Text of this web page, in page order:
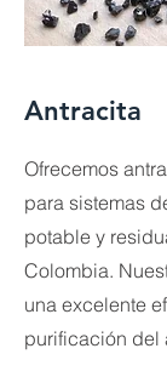
Antracita
Ofrecemos
para sistemas
potable y
Colombia.
una excelente
purificación del